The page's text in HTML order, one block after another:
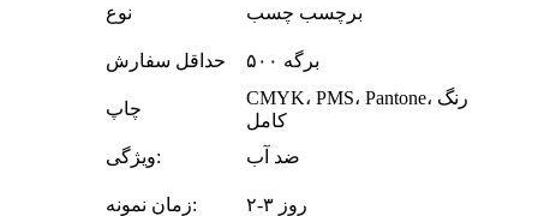
نوع
برچسب چسب
حداقل سفارش ۵۰۰ برگه
چاپ
CMYK، PMS، Pantone، رنگ
کامل
ویژگی:
ضد آب
زمان نمونه: ۲-۳ روز